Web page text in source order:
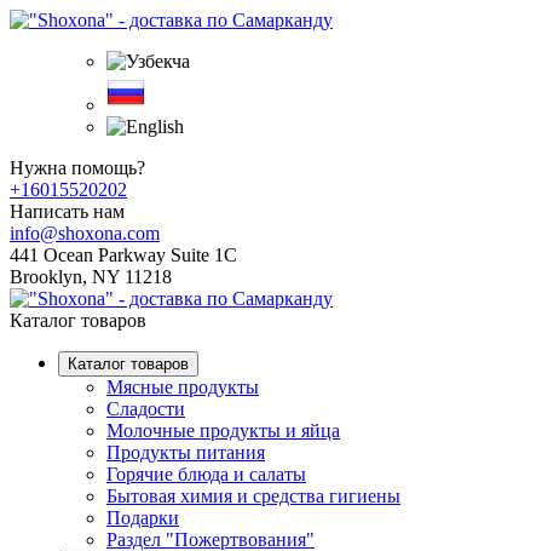
Нужна помощь?
+16015520202
Написать нам
info@shoxona.com
441 Ocean Parkway Suite 1C
Brooklyn, NY 11218
Каталог товаров
Каталог товаров
Мясные продукты
Сладости
Молочные продукты и яйца
Продукты питания
Горячие блюда и салаты
Бытовая химия и средства гигиены
Подарки
Раздел "Пожертвования"